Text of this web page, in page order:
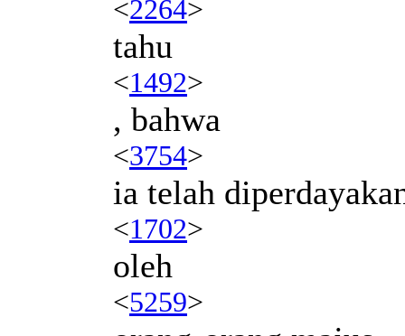
<2264>
tahu
<1492>
, bahwa
<3754>
ia telah
<1702>
oleh
<5259>